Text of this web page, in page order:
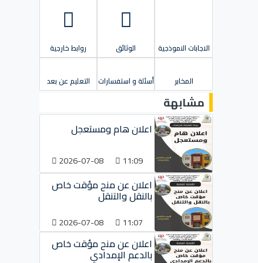
الاجابات النموذجية الوثائق روابط خارجية
المخابر أسئلة و استفسارات التعليم عن بعد
مشابهة
اعلان هام ومستعجل
11:09
2026-07-08
اعلان عن منح مؤقت خاص
بالنقل والتنقل
11:07
2026-07-08
اعلان عن منح مؤقت خاص
بالدعم الإمدادي